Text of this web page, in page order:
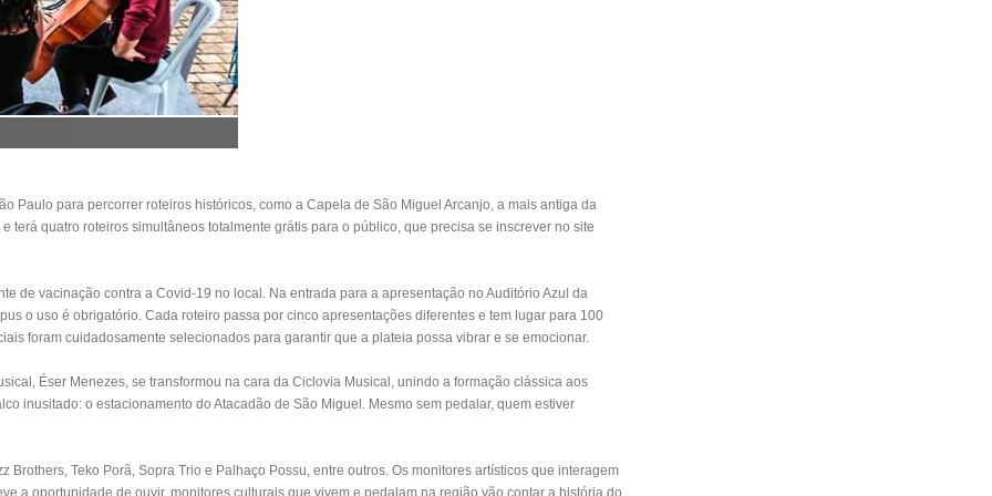
Paulo para percorrer roteiros históricos, como a Capela de São Miguel Arcanjo, a mais antiga da
terá quatro roteiros simultâneos totalmente grátis para o público, que precisa se inscrever no site
de vacinação contra a Covid-19 no local. Na entrada para a apresentação no Auditório Azul da
o uso é obrigatório. Cada roteiro passa por cinco apresentações diferentes e tem lugar para 100
foram cuidadosamente selecionados para garantir que a plateia possa vibrar e se emocionar.
Éser Menezes, se transformou na cara da Ciclovia Musical, unindo a formação clássica aos
inusitado: o estacionamento do Atacadão de São Miguel. Mesmo sem pedalar, quem estiver
Teko Porã, Sopra Trio e Palhaço Possu, entre outros. Os monitores artísticos que interagem
a oportunidade de ouvir, monitores culturais que vivem e pedalam na região vão contar a história do